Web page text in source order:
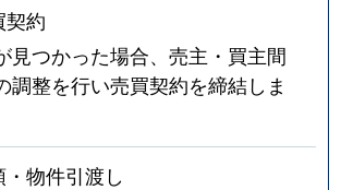
契約
見つかった場合、売主・買主間
調整を行い売買契約を締結しま
物件引渡し